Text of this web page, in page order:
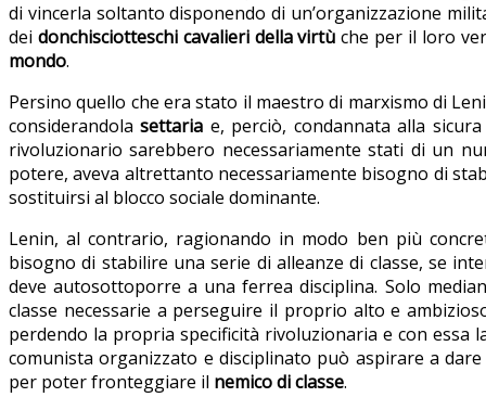
di vincerla soltanto disponendo di un’organizzazione
dei donchisciotteschi cavalieri della virtù che per il loro
mondo.
Persino quello che era stato il maestro di marxismo di
considerandolasettaria e, perciò, condannata alla
rivoluzionario sarebbero necessariamente stati di un
potere, aveva altrettanto necessariamente bisogno di
sostituirsi al blocco sociale dominante.
Lenin, al contrario, ragionando in modo ben più
bisogno di stabilire una serie di alleanze di classe, se
deve autosottoporre a una ferrea disciplina. Solo
classe necessarie a perseguire il proprio alto e
perdendo la propria specificità rivoluzionaria e con essa
comunista organizzato e disciplinato può aspirare a
per poter fronteggiare il nemico di classe.